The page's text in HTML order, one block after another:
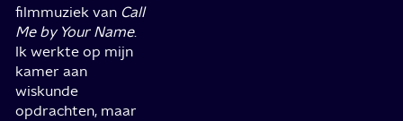
filmmuziek van Call
Me by Your Name.
Ik werkte op mijn
kamer aan
wiskunde
opdrachten, maar